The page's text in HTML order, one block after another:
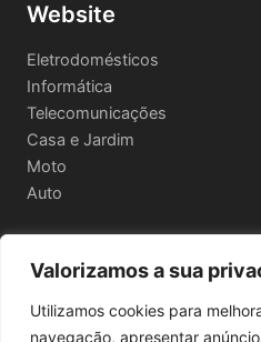
Valorizamos a sua
Utilizamos cookies para
navegação, apresentar
Website
Eletrodomésticos
Informática
Telecomunicações
Casa e Jardim
Moto
Auto
Informações Legais
Política de privacidade